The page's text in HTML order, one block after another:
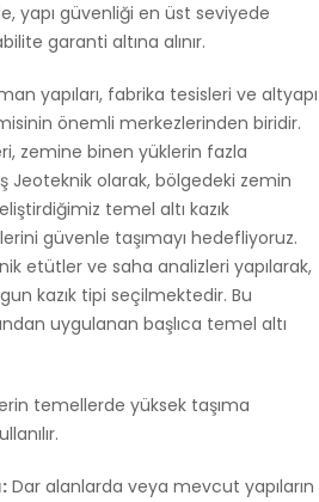
yapı güvenliği en üst seviyede
garanti altına alınır.
yapıları, fabrika tesisleri ve altyapı
önemli merkezlerinden biridir.
zemine binen yüklerin fazla
Jeoteknik olarak, bölgedeki zemin
temel altı kazık
güvenle taşımayı hedefliyoruz.
etütler ve saha analizleri yapılarak,
kazık tipi seçilmektedir. Bu
uygulanan başlıca temel altı
temellerde yüksek taşıma
Dar alanlarda veya mevcut yapıların